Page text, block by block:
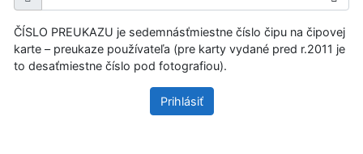
ČÍSLO PREUKAZU je sedemnásťmiestne číslo čipu na čipovej
karte – preukaze používateľa (pre karty vydané pred r.2011 je
to desaťmiestne číslo pod fotografiou).
Prihlásiť